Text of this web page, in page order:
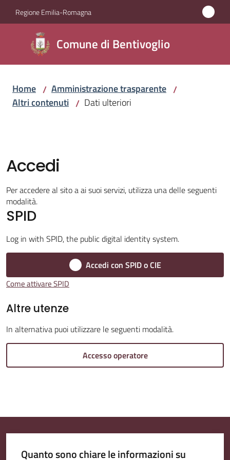
Vai al contenuto
Vai alla navigazione
Vai al footer
Regione Emilia-Romagna
Comune di Bentivoglio
Comune di
Bentivoglio
Amministrazione
Menu selezionato
Bentivoglio
Amministrazione
Trasparente
Menu selezionato
A
b
o
r
Home / Amministrazione trasparente /
Altri contenuti / Dati ulteriori
Accedi
Per accedere al sito a ai suoi servizi, utilizza una delle seguenti
modalità.
SPID
Log in with SPID, the public digital identity system.
Accedi con SPID o CIE
Come attivare SPID
Altre utenze
In alternativa puoi utilizzare le seguenti modalità.
Accesso operatore
Quanto sono chiare le informazioni su